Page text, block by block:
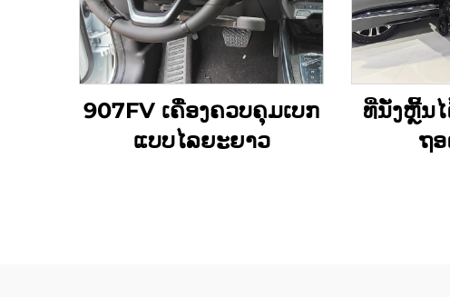
907FV ເຄື່ອງຄວບຄຸມເບກ
ແບບໄລຍະຍາວ
ທີ່ນັ່ງຫຼີ້ນ
ຖ